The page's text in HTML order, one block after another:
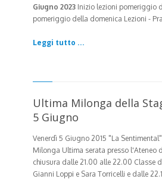
Giugno 2023 Inizio lezioni pomeriggio
pomeriggio della domenica Lezioni -
Leggi tutto ...
Ultima Milonga della
5 Giugno
Venerdì 5 Giugno 2015 "La
Milonga Ultima serata presso l'Ateneo
chiusura dalle 21.00 alle 22.00 Classe
Gianni Loppi e Sara Torricelli e dalle